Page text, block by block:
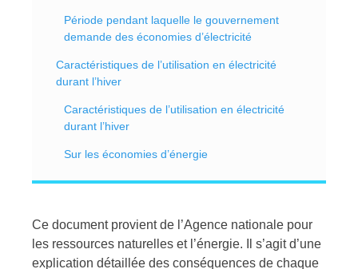
Période pendant laquelle le gouvernement
demande des économies d’électricité
Caractéristiques de l’utilisation en électricité
durant l’hiver
Caractéristiques de l’utilisation en électricité
durant l’hiver
Sur les économies d’énergie
Ce document provient de l’Agence nationale pour
les ressources naturelles et l’énergie. Il s’agit d’une
explication détaillée des conséquences de chaque